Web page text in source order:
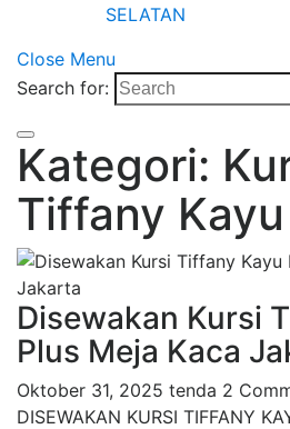
SELATAN
Close Menu
Search for:
Kategori:
Tiffany Kayu
Disewakan Kursi
Plus Meja Kaca
Oktober 31, 2025 tenda 2
DISEWAKAN KURSI TIFFANY